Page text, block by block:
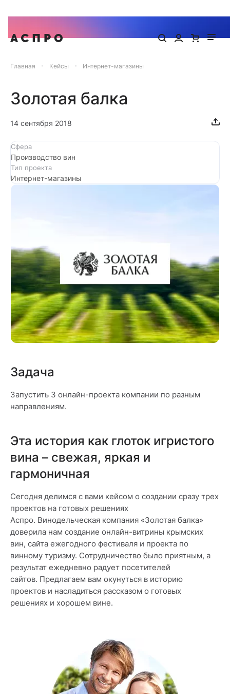
Главная Кейсы Интернет-магазины
Золотая балка
14 сентября 2018
Задача
Запустить 3 онлайн-проекта компании по разным
направлениям.
Эта история как глоток игристого
вина – свежая, яркая и
гармоничная
Сегодня делимся с вами кейсом о создании сразу трех
проектов на готовых решениях
Аспро. Винодельческая компания «Золотая балка»
доверила нам создание онлайн-витрины крымских
вин, сайта ежегодного фестиваля и проекта по
винному туризму. Сотрудничество было приятным, а
результат ежедневно радует посетителей
сайтов. Предлагаем вам окунуться в историю
проектов и насладиться рассказом о готовых
решениях и хорошем вине.
Сфера
Производство вин
Тип проекта
Интернет-магазины